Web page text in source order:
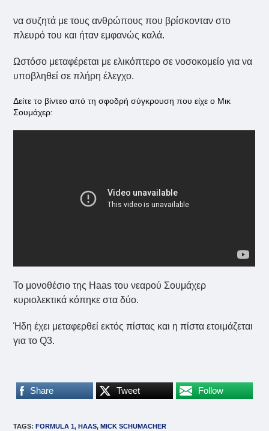
να συζητά με τους ανθρώπους που βρίσκονταν στο
πλευρό του και ήταν εμφανώς καλά.
Ωστόσο μεταφέρεται με ελικόπτερο σε νοσοκομείο για να
υποβληθεί σε πλήρη έλεγχο.
Δείτε το βίντεο από τη σφοδρή σύγκρουση που είχε ο Μικ
Σουμάχερ:
Το μονοθέσιο της Haas του νεαρού Σουμάχερ
κυριολεκτικά κόπηκε στα δύο.
Ήδη έχει μεταφερθεί εκτός πίστας και η πίστα ετοιμάζεται
για το Q3.
Share Tweet Follow
TAGS:FORMULA 1, HAAS, MICK SCHUMACHER